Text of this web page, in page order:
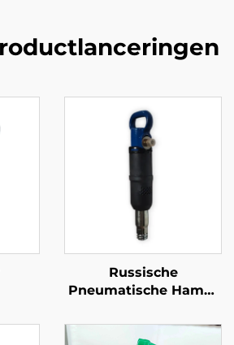
Russische
Pneumatische Hamer
Breker--MO-3B